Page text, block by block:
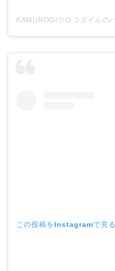
この投稿をInstagramで見る